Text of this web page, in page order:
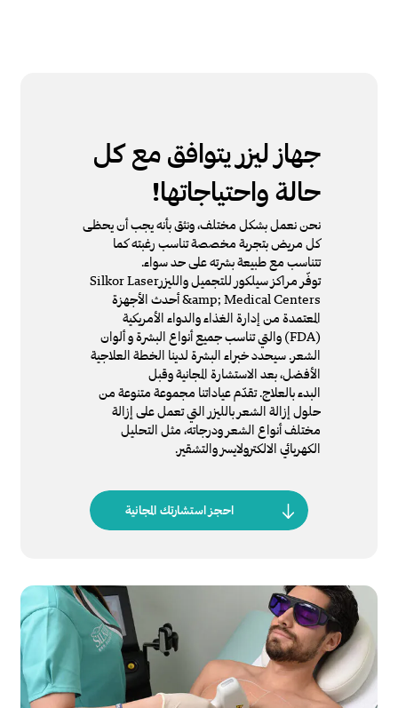
جهاز ليزر يتوافق مع كل
حالة واحتياجاتها!
نحن نعمل بشكل مختلف، ونثق بأنه يجب أن يحظى
كل مريض بتجربة مخصصة تناسب رغبته كما
تتناسب مع طبيعة بشرته على حد سواء.
توفّر مراكز سيلكور للتجميل والليزرSilkor Laser
&amp; Medical Centers أحدث الأجهزة
المعتمدة من إدارة الغذاء والدواء الأمريكية
(FDA) والتي تناسب جميع أنواع البشرة و ألوان
الشعر. سيحدد خبراء البشرة لدينا الخطة العلاجية
الأفضل، بعد الاستشارة المجانية وقبل
البدء بالعلاج. تقدّم عياداتنا مجموعة متنوعة من
حلول إزالة الشعر بالليزر التي تعمل على إزالة
مختلف أنواع الشعر ودرجاته، مثل التحليل
الكهربائي الالكترولايسز والتشقير.
احجز استشارتك المجانية